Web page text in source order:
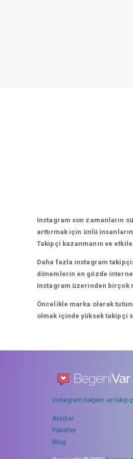
Instagram son zamanların
arttırmak için ünlü
Takipçi kazanmanın ve
Daha fazla ınstagram
dönemlerin en gözde
Instagram üzerinden birçok
Öncelikle marka olarak
olmak içinde yüksek takipçi
instagram beğeni ve
Araçlar
Paketler
Blog